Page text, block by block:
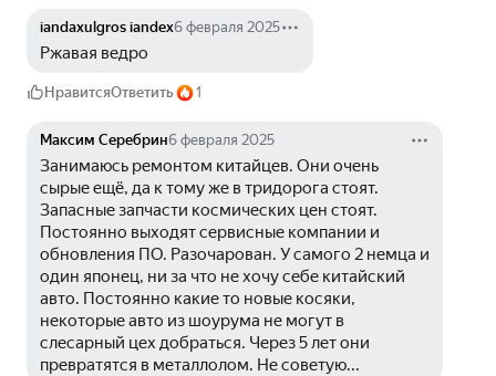
iandaxulgros iandex6 февраля 2025
Ржавая ведро
НравитсяОтветить 1
Максим Серебрин6 февраля 2025
Занимаюсь ремонтом китайцев. Они очень
сырые ещё, да к тому же в тридорога стоят.
Запасные запчасти космических цен стоят.
Постоянно выходят сервисные компании и
обновления ПО. Разочарован. У самого 2 немца и
один японец, ни за что не хочу себе китайский
авто. Постоянно какие то новые косяки,
некоторые авто из шоурума не могут в
слесарный цех добраться. Через 5 лет они
превратятся в металлолом. Не советую...